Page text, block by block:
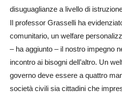
disuguaglianze a livello di
Il professor Grasselli ha
comunitario, un welfare
– ha aggiunto – il nostro impegno
incontro ai bisogni dell’altro. Un
governo deve essere a quattro
società civili sia cittadini che